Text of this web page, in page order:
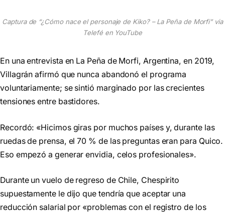
Captura de “¿Cómo nace el personaje de Kiko? – La Peña de Morfi” via
Telefé en YouTube
En una entrevista en La Peña de Morfi, Argentina, en 2019,
Villagrán afirmó que nunca abandonó el programa
voluntariamente; se sintió marginado por las crecientes
tensiones entre bastidores.
Recordó: «Hicimos giras por muchos países y, durante las
ruedas de prensa, el 70 % de las preguntas eran para Quico.
Eso empezó a generar envidia, celos profesionales».
Durante un vuelo de regreso de Chile, Chespirito
supuestamente le dijo que tendría que aceptar una
reducción salarial por «problemas con el registro de los